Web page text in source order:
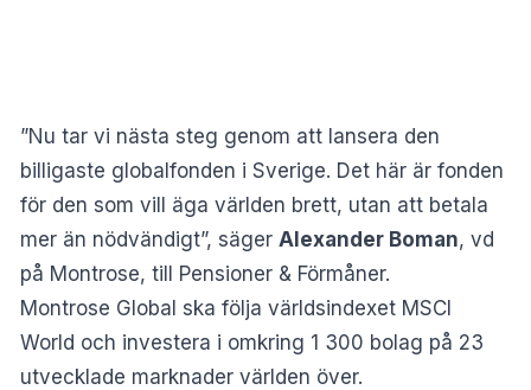
”Nu tar vi nästa steg genom att lansera den
billigaste globalfonden i Sverige. Det här är fonden
för den som vill äga världen brett, utan att betala
mer än nödvändigt”, säger Alexander Boman, vd
på Montrose, till Pensioner & Förmåner.
Montrose Global ska följa världsindexet MSCI
World och investera i omkring 1 300 bolag på 23
utvecklade marknader världen över.